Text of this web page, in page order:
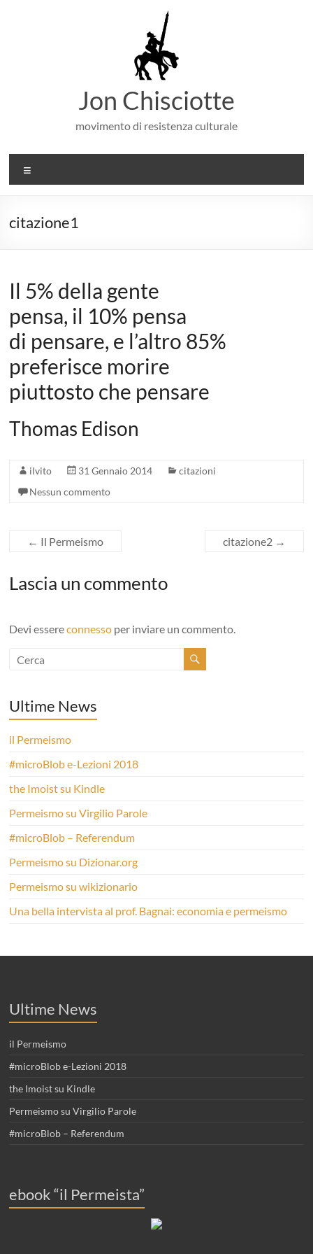
Jon Chisciotte
movimento di resistenza culturale
citazione1
Il 5% della gente
pensa, il 10% pensa
di pensare, e l’altro 85%
preferisce morire
piuttosto che pensare
Thomas Edison
ilvito 31 Gennaio 2014
citazioni
Nessun commento
← Il Permeismo citazione2 →
Lascia un commento
Devi essereconnesso per inviare un commento.
Ultime News
il Permeismo
#microBlob e-Lezioni 2018
the Imoist su Kindle
Permeismo su Virgilio Parole
#microBlob – Referendum
Permeismo su Dizionar.org
Permeismo su wikizionario
Una bella intervista al prof. Bagnai: economia e permeismo
Ultime News
il Permeismo
#microBlob e-Lezioni 2018
the Imoist su Kindle
Permeismo su Virgilio Parole
#microBlob – Referendum
ebook “il Permeista”